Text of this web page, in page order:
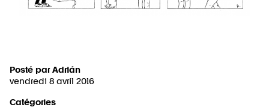
Posté par Adrián
vendredi 8 avril 2016
Catégories